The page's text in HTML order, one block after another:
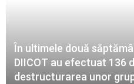
În ultimele două
DIICOT au efectuat 136
destructurarea unor